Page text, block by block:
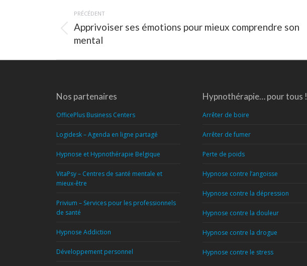
article
PRÉCÉDENT
Article
précédent
Apprivoiser ses émotions pour mieux comprendre son
mental
Nos partenaires
OfficePlus Business Centers
Logidesk – Agenda en ligne partagé
Hypnose et Hypnothérapie Belgique
VitaPsy – Centres de santé mentale et
mieux-être
Privium – Services pour les professionnels
de santé
Hypnose Addiction
Développement personnel
Hypnothérapie… pour tous !
Arrêter de boire
Arrêter de fumer
Perte de poids
Hypnose contre l’angoisse
Hypnose contre la dépression
Hypnose contre la douleur
Hypnose contre la drogue
Hypnose contre le stress